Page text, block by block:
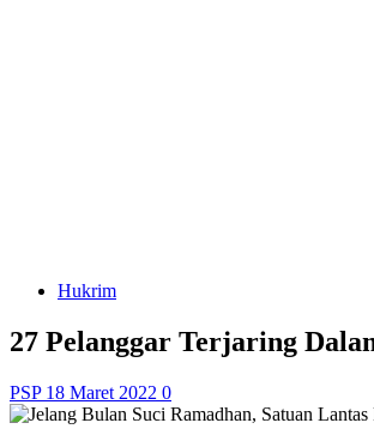
Hukrim
27 Pelanggar Terjaring
PSP 18 Maret 2022 0